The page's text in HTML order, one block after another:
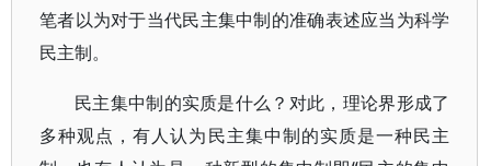
笔者以为对于当代民主集中制的准确表述应当为科学
民主制。
民主集中制的实质是什么？对此，理论界形成了
多种观点，有人认为民主集中制的实质是一种民主